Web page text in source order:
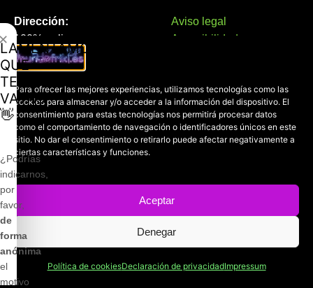
Para ofrecer las mejores experiencias, utilizamos tecnologías como las
cookies para almacenar y/o acceder a la información del dispositivo. El
consentimiento para estas tecnologías nos permitirá procesar datos
como el comportamiento de navegación o identificadores únicos en este
sitio. No dar el consentimiento o retirarlo puede afectar negativamente a
ciertas características y funciones.
Aceptar
Denegar
Política de cookiesDeclaración de privacidadImpressum
Dirección:
100% online
Manresa (08241), Barcelona
Chat Whatsapp (solo texto):
+34 689 800 662
Correo:
contacto@mundofriki.es
Aviso legal
Accesibilidad
Política de privacidad
Mundofriki.es
Casadejús Pérez
LAMENTAMOS
QUE
TE
VAYAS
👋
¿Podrías
indicarnos,
por
favor,
de
forma
anónima
el
motivo